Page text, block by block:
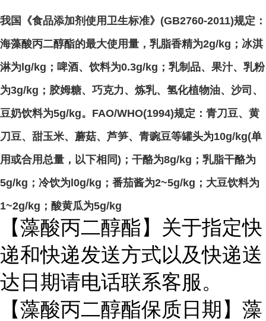
我国《食品添加剂使用卫生标准》(GB2760-2011)规定：
海藻酸丙二醇酯的最大使用量，乳脂香精为2g/kg；冰淇
淋为lg/kg；啤酒、饮料为0.3g/kg；乳制品、果汁、乳粉
为3g/kg；胶姆糖、巧克力、炼乳、氢化植物油、沙司、
豆奶饮料为5g/kg。FAO/WHO(1994)规定：青刀豆、黄
刀豆、甜玉米、蘑菇、芦笋、青豌豆等罐头为10g/kg(单
用或合用总量，以下相同)；干酪为8g/kg；乳脂干酪为
5g/kg；冷饮为l0g/kg；番茄酱为2~5g/kg；大豆饮料为
1~2g/kg；酸黄瓜为5g/kg
【藻酸丙二醇酯】关于指定快
递和快递发送方式以及快递送
达日期请电话联系客服。
【藻酸丙二醇酯保质日期】藻